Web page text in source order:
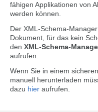
fähigen Applikationen von
werden können.
Der XML-Schema-
Dokument, für das kein
den XML-Schema-
aufrufen.
Wenn Sie in einem
manuell herunterladen
dazu hier aufrufen.